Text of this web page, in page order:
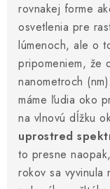
rovnakej forme
osvetlenia pre
lúmenoch, ale o
pripomeniem, že
nanometroch
máme ľudia oko
na vlnovú dĺžku
uprostred
to presne
rokov sa vyvinula